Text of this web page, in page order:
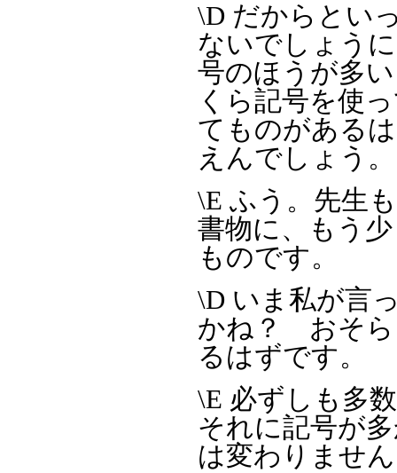
\D だからとい
ないでしょう
号のほうが多
くら記号を使
てものがある
えんでしょう。
\E ふう。先生
書物に、もう
ものです。
\D いま私が言
かね？ おそら
るはずです。
\E 必ずしも多
それに記号が
は変わりませ